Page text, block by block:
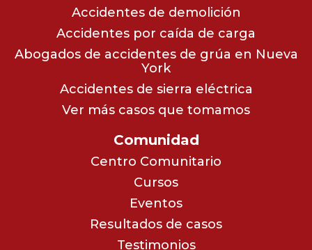
Accidentes de demolición
Accidentes por caída de carga
Abogados de accidentes de grúa en Nueva
York
Accidentes de sierra eléctrica
Ver más casos que tomamos
Comunidad
Centro Comunitario
Cursos
Eventos
Resultados de casos
Testimonios